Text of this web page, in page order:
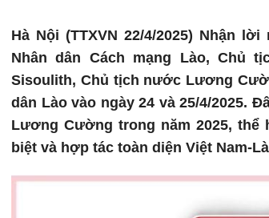
Hà Nội (TTXVN 22/4/2025) Nhận
Nhân dân Cách mạng Lào, Chủ
Sisoulith, Chủ tịch nước Lương
dân Lào vào ngày 24 và 25/4/2025.
Lương Cường trong năm 2025, thể
biệt và hợp tác toàn diện Việt Nam-